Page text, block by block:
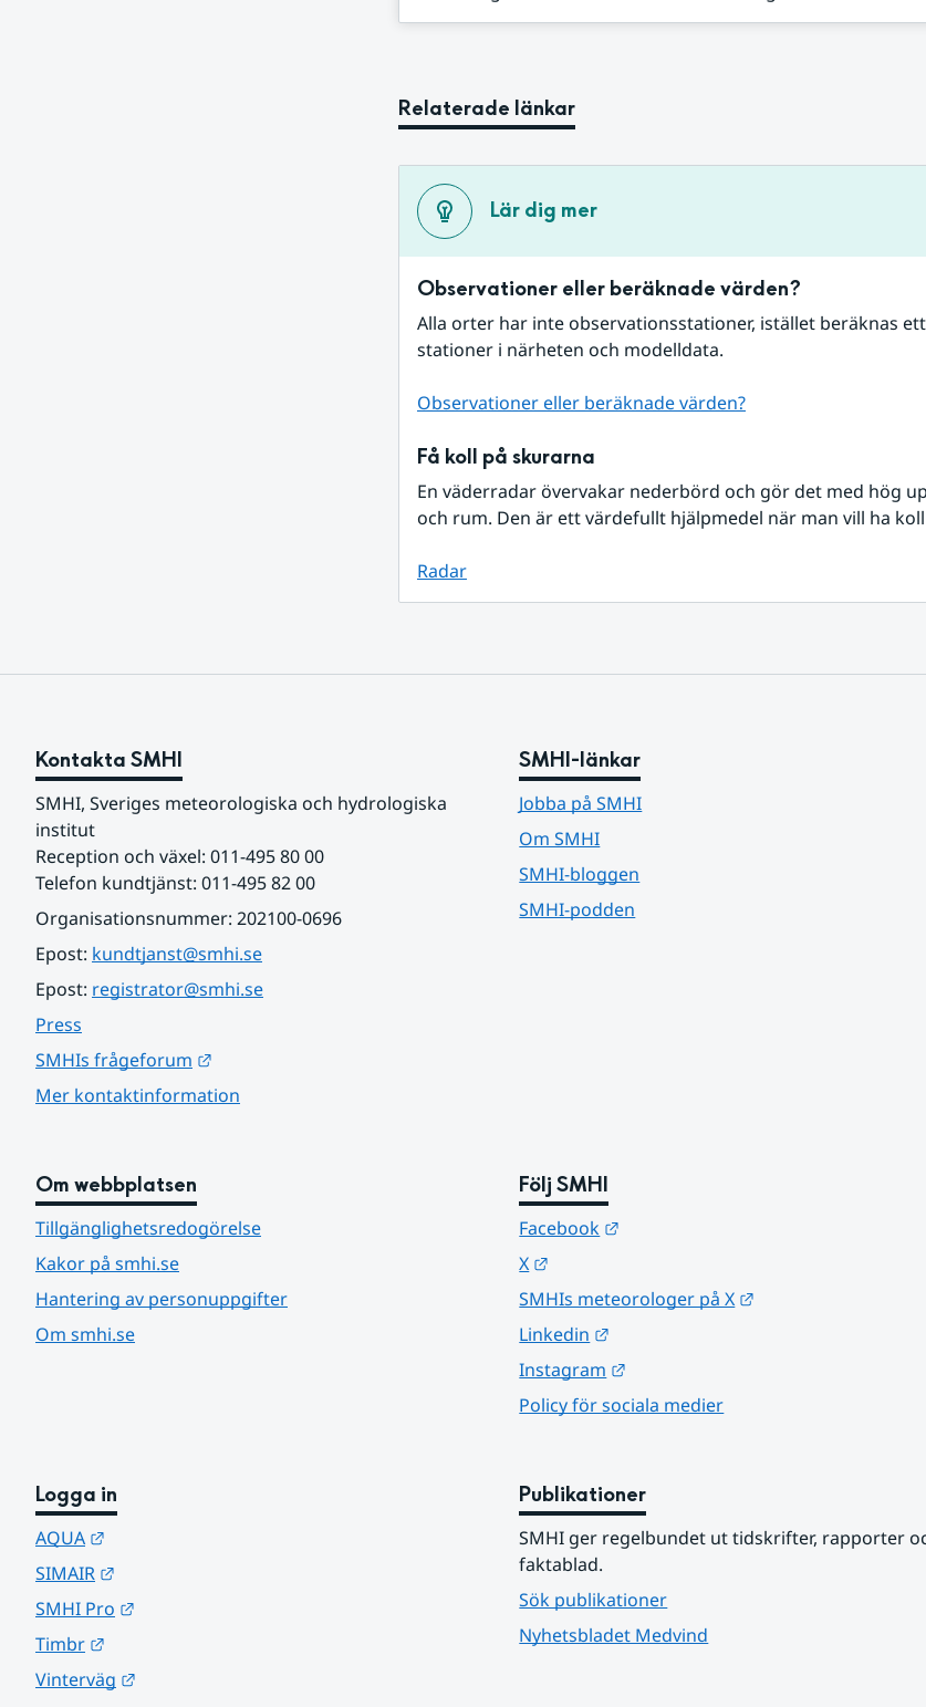
Relaterade länkar
Lär dig mer
Observationer eller beräknade värden?
Alla orter har inte observationsstationer, istället beräknas
stationer i närheten och modelldata.
Observationer eller beräknade värden?
Få koll på skurarna
En väderradar övervakar nederbörd och gör det med hög
och rum. Den är ett värdefullt hjälpmedel när man vill ha
Radar
Kontakta SMHI
SMHI, Sveriges meteorologiska och hydrologiska
institut
Reception och växel: 011-495 80 00
Telefon kundtjänst: 011-495 82 00
Organisationsnummer: 202100-0696
Epost: kundtjanst@smhi.se
Epost: registrator@smhi.se
Press
SMHIs frågeforum
Mer kontaktinformation
SMHI-länkar
Jobba på SMHI
Om SMHI
SMHI-bloggen
SMHI-podden
Om webbplatsen
Tillgänglighetsredogörelse
Kakor på smhi.se
Hantering av personuppgifter
Om smhi.se
Följ SMHI
Facebook
X
SMHIs meteorologer på X
Linkedin
Instagram
Policy för sociala medier
Logga in
AQUA
SIMAIR
SMHI Pro
Timbr
Vinterväg
Publikationer
SMHI ger regelbundet ut tidskrifter, rapporter
faktablad.
Sök publikationer
Nyhetsbladet Medvind